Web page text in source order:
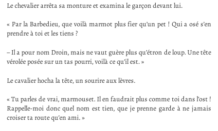
Le chevalier arrêta sa monture et examina le garçon devant lui.
« Par la Barbedieu, que voilà marmot plus fier qu’un pet ! Qui a osé s’en
prendre à toi et les tiens ?
– Il a pour nom Droin, mais ne vaut guère plus qu’étron de loup. Une tête
vérolée posée sur un tas pourri, voilà ce qu’il est. »
Le cavalier hocha la tête, un sourire aux lèvres.
« Tu parles de vrai, marmouset. Il en faudrait plus comme toi dans l’ost !
Rappelle-moi donc quel nom est tien, que je prenne garde à ne jamais
croiser ta route qu’en ami. »